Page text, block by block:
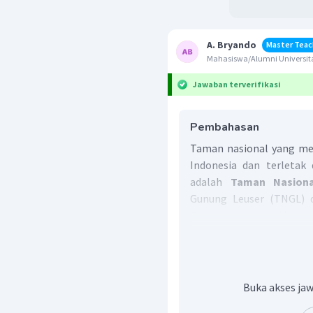
A. Bryando
Master
Mahasiswa/Alumni
Jawaban terverifikasi
Pembahasan
Taman nasional yang
Indonesia dan terletak
adalah Taman
Gunung Leuser
yang hidup di sini
orang utan, tapir,
sekitar 387 spesies
Buka akses